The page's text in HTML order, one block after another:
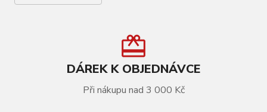
DÁREK K OBJEDNÁVCE
Při nákupu nad 3 000 Kč